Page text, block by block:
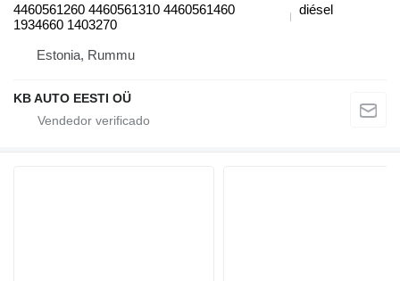
4460561260 4460561310 4460561460
1934660 1403270
diésel
Estonia, Rummu
KB AUTO EESTI OÜ